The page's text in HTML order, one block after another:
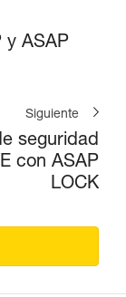
y ASAP
Siguiente
seguridad
con ASAP
LOCK